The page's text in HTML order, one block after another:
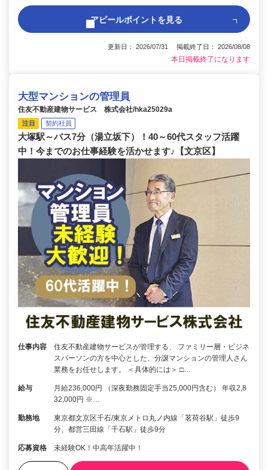
アピールポイントを見る
更新日： 2026/07/31 掲載終了日： 2026/08/08
本日掲載終了になります
大型マンションの管理員
住友不動産建物サービス 株式会社/hka25029a
注目 契約社員
大塚駅～バス7分（湯立坂下）！40～60代スタッフ活躍
中！今までのお仕事経験を活かせます♪【文京区】
仕事内容
住友不動産建物サービスが管理する、 ファミリー層・ビジネ
スパーソンの方を中心とした、分譲マンションの管理人さん
業務をお任せします。 ＜具体的には＞ □…
給与
月給236,000円 （深夜勤務固定手当25,000円含む） 年収2,8
32,000円 ※…
勤務地
東京都文京区千石/東京メトロ丸ノ内線「茗荷谷駅」徒歩9
分、都営三田線「千石駅」徒歩9分
応募資格 未経験OK！中高年活躍中！